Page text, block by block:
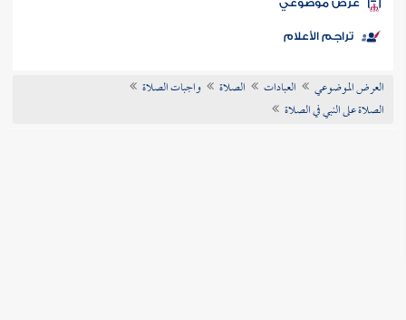
الكتب
موضوعي
تراجم الأعلام
العرض الموضوعي العبادات الصلاة
واجبات الصلاة
الصلاة على النبي في الصلاة